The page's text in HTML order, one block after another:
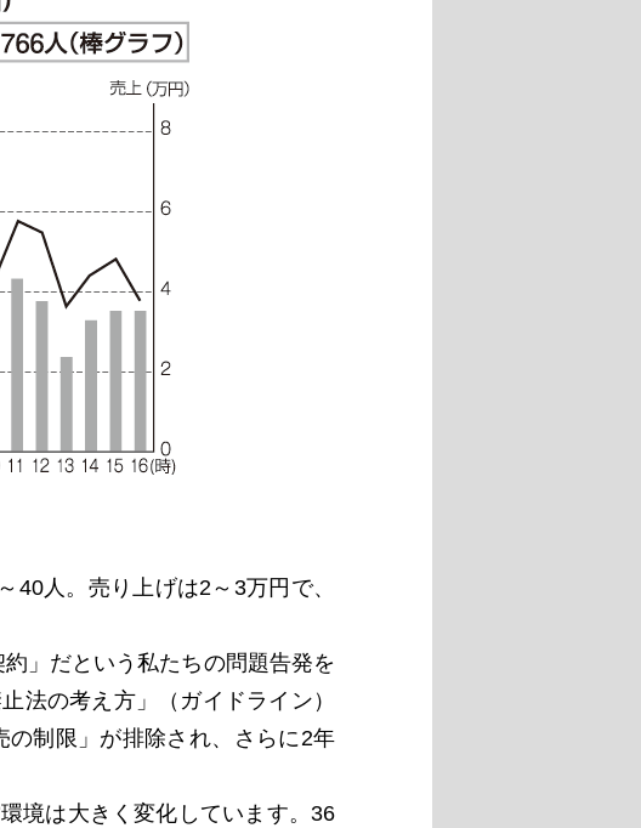
人。売り上げは2～3万円で、
」だという私たちの問題告発を
法の考え方」（ガイドライン）
制限」が排除され、さらに2年
境は大きく変化しています。36